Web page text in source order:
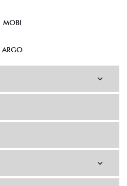
MOBI
ARGO